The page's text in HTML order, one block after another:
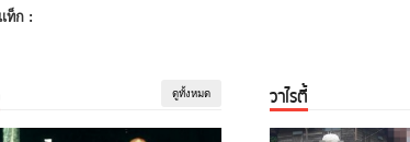
แท็ก :
ดูทั้งหมด วาไรตี้